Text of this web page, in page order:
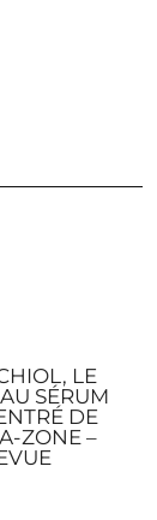
LE
SÉRUM
DE
ZONE –